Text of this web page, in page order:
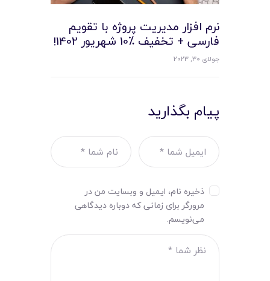
نرم افزار مدیریت پروژه با تقویم
فارسی + تخفیف ٪10 شهریور 1402!
جولای 30, 2023
پیام بگذارید
ذخیره نام، ایمیل و وبسایت من در
مرورگر برای زمانی که دوباره دیدگاهی
می‌نویسم.